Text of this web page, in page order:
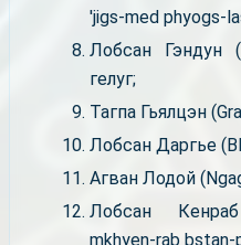
'jigs-med phyogs-
Лобсан Гэндун
гелуг;
Тагпа Гьялцэн
Лобсан Даргье
Агван Лодой
Лобсан
mkhyen-rab bstan-